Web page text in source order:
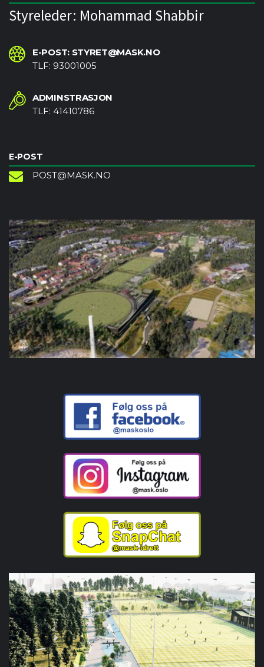
Styreleder: Mohammad Shabbir
E-POST: STYRET@MASK.NO
TLF: 93001005
ADMINSTRASJON
TLF: 41410786
E-POST
POST@MASK.NO